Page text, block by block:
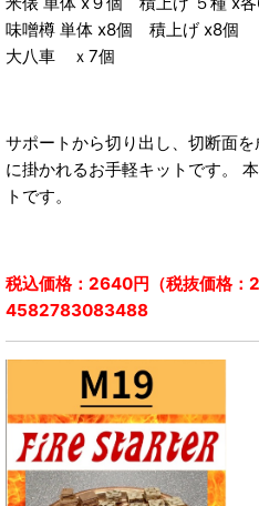
味噌樽 単体 x8個 積上げ x8個
大八車 ｘ7個
サポートから切り出し、切断面
に掛かれるお手軽キットです。
トです。
税込価格：2640円（税抜価格
4582783083488